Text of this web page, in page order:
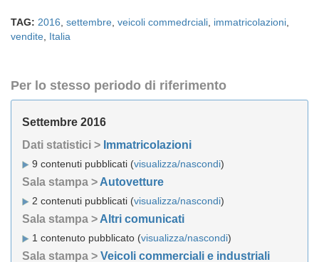
TAG: 2016 settembre veicoli commedrciali immatricolazioni
vendite Italia
Per lo stesso periodo di riferimento
Settembre 2016
Dati statistici > Immatricolazioni
9 contenuti pubblicati (visualizza/nascondi)
Sala stampa > Autovetture
2 contenuti pubblicati (visualizza/nascondi)
Sala stampa > Altri comunicati
1 contenuto pubblicato (visualizza/nascondi)
Sala stampa > Veicoli commerciali e industriali